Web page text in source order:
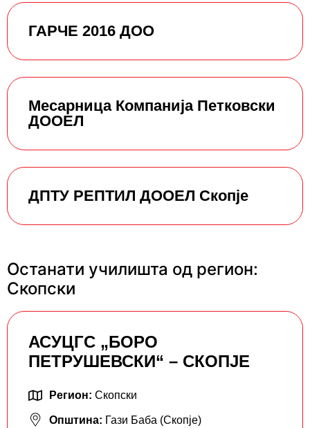
ГАРЧЕ 2016 ДОО
Месарница Компанија Петковски
ДООЕЛ
ДПТУ РЕПТИЛ ДООЕЛ Скопје
Останати училишта од регион:
Скопски
АСУЦГС „БОРО
ПЕТРУШЕВСКИ“ – СКОПЈЕ
Регион: Скопски
Општина: Гази Баба (Скопје)